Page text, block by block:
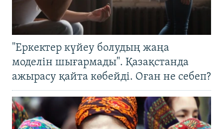
"Еркектер күйеу болудың жаңа
моделін шығармады". Қазақстанда
ажырасу қайта көбейді. Оған не себеп?